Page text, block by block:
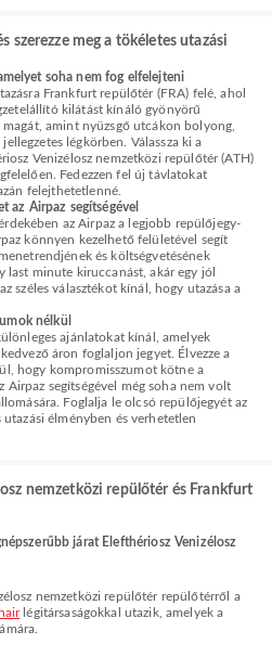
szerezze meg a tökéletes utazási
soha nem fog elfelejteni
Frankfurt repülőtér (FRA) felé, ahol
kilátást kínáló gyönyörű
amint nyüzsgő utcákon bolyong,
légkörben. Válassza ki a
Venizélosz nemzetközi repülőtér (ATH)
Fedezzen fel új távlatokat
felejthetetlenné.
az Airpaz segítségével
az Airpaz a legjobb repülőjegy-
könnyen kezelhető felületével segít
és költségvetésének
last minute kiruccanást, akár egy jól
széles választékot kínál, hogy utazása a
nélkül
ajánlatokat kínál, amelyek
áron foglaljon jegyet. Élvezze a
hogy kompromisszumot kötne a
Airpaz segítségével még soha nem volt
Foglalja le olcsó repülőjegyét az
élményben és verhetetlen
nemzetközi repülőtér és Frankfurt
járat Elefthériosz Venizélosz
nemzetközi repülőtér repülőtérről a
légitársaságokkal utazik, amelyek a